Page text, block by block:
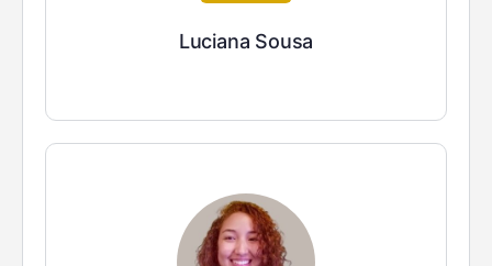
Luciana Sousa